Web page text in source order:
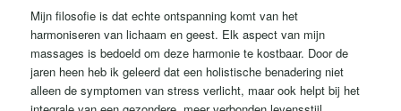
Mijn filosofie is dat echte ontspanning komt van het
harmoniseren van lichaam en geest. Elk aspect van mijn
massages is bedoeld om deze harmonie te kostbaar. Door de
jaren heen heb ik geleerd dat een holistische benadering niet
alleen de symptomen van stress verlicht, maar ook helpt bij het